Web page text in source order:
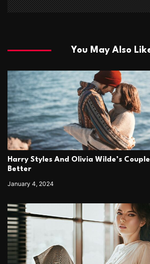
You May Also
Harry Styles And Olivia Wilde’s
Better
January 4, 2024